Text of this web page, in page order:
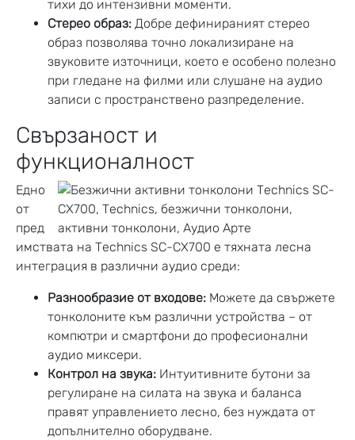
тихи до интензивни моменти.
Стерео образ: Добре дефинираният стерео
образ позволява точно локализиране на
звуковите източници, което е особено полезно
при гледане на филми или слушане на аудио
записи с пространствено разпределение.
Свързаност и
функционалност
Едно
от
пред
имствата на Technics SC-CX700 е тяхната лесна
интеграция в различни аудио среди:
Разнообразие от входове: Можете да свържете
тонколоните към различни устройства – от
компютри и смартфони до професионални
аудио миксери.
Контрол на звука: Интуитивните бутони за
регулиране на силата на звука и баланса
правят управлението лесно, без нуждата от
допълнително оборудване.